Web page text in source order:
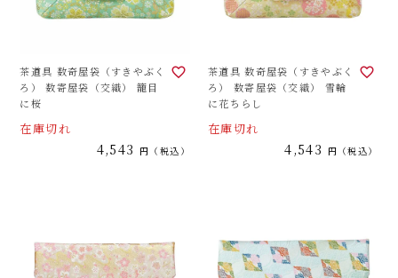
茶道具 数奇屋袋（すきやぶく
ろ） 数寄屋袋（交織） 籠目
に桜
在庫切れ
4,543 税込
茶道具 数奇屋袋（すきやぶく
ろ） 数寄屋袋（交織） 雪輪
に花ちらし
在庫切れ
4,543 税込